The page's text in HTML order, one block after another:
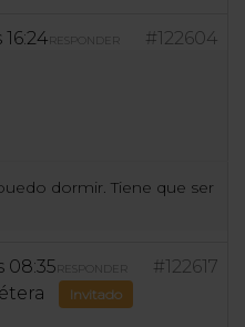
#122604
RESPONDER
dormir. Tiene que ser
08:35 #122617
RESPONDER
Invitado